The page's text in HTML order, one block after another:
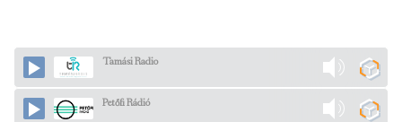
Tamási Radio
Petőfi Rádió